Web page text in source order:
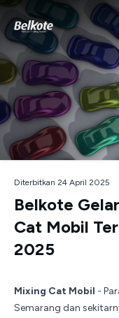
Diterbitkan 24 April 2025
Belkote
Cat Mobil
2025
Mixing Cat Mobil -
Semarang dan